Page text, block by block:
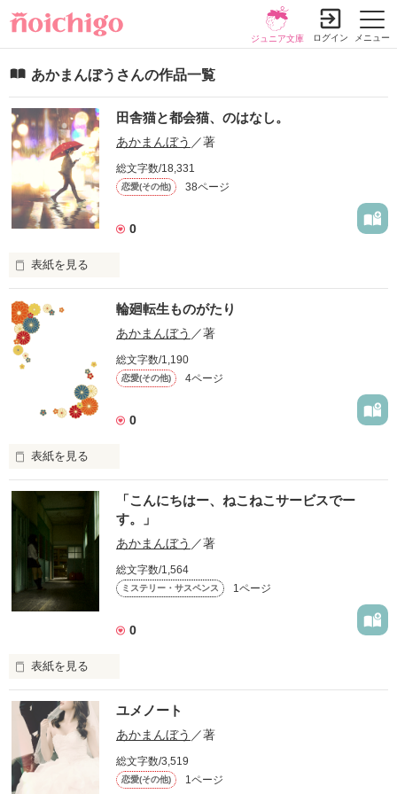
メニュー
ジュニア文庫 ログイン
あかまんぼうさんの作品一覧
田舎猫と都会猫、のはなし。
あかまんぼう ／著
総文字数/18,331
恋愛(その他) 38ページ
0
表紙を見る
田舎猫が
憧れの都会猫に
会いたくて
輪廻転生ものがたり
あかまんぼう ／著
総文字数/1,190
恋愛(その他) 4ページ
0
表紙を見る
次に生まれたときは
ご主人のそばで転生したい！
と願うひとつの命の
ストーリー。
作品を読む
「こんにちはー、ねこねこサービスでー
す。」
あかまんぼう ／著
総文字数/1,564
ミステリー・サスペンス 1ページ
0
表紙を見る
どうぞおくつろぎください
作品を読む
ユメノート
あかまんぼう ／著
総文字数/3,519
恋愛(その他) 1ページ